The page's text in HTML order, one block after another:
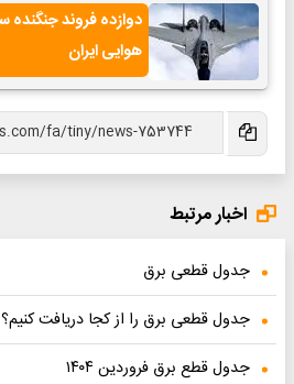
هوایی ایران
اخبار مرتبط
جدول قطعی برق
جدول قطعی برق را از کجا دریافت کنیم؟
جدول قطع برق فروردین ۱۴۰۴